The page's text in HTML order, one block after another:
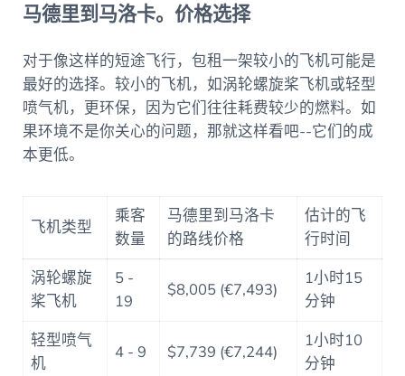
马德里到马洛卡。价格选择
对于像这样的短途飞行，包租一架较小的飞机可能是
最好的选择。较小的飞机，如涡轮螺旋桨飞机或轻型
喷气机，更环保，因为它们往往耗费较少的燃料。如
果环境不是你关心的问题，那就这样看吧--它们的成
本更低。
飞机类型
乘客
数量
马德里到马洛卡
的路线价格
估计的飞
行时间
涡轮螺旋
桨飞机
5 -
19
$8,005 (€7,493)
1小时15
分钟
轻型喷气
机
4 - 9 $7,739 (€7,244)
1小时10
分钟